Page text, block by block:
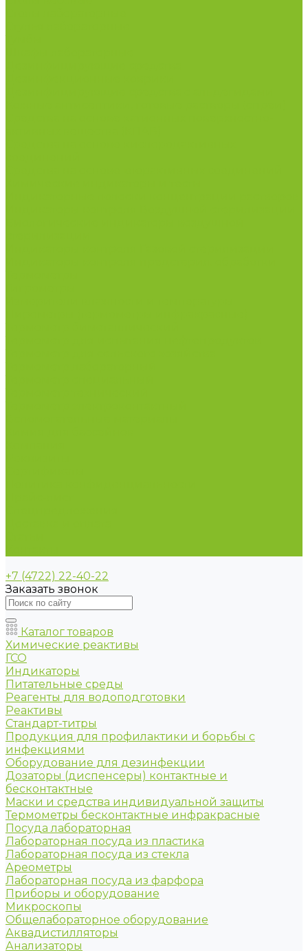
+7 (4722) 22-40-22
Заказать звонок
Каталог товаров
Химические реактивы
ГСО
Индикаторы
Питательные среды
Реагенты для водоподготовки
Реактивы
Стандарт-титры
Продукция для профилактики и борьбы с
инфекциями
Оборудование для дезинфекции
Дозаторы (диспенсеры) контактные и
бесконтактные
Маски и средства индивидуальной защиты
Термометры бесконтактные инфракрасные
Посуда лабораторная
Лабораторная посуда из пластика
Лабораторная посуда из стекла
Ареометры
Лабораторная посуда из фарфора
Приборы и оборудование
Микроскопы
Общелабораторное оборудование
Аквадистилляторы
Анализаторы